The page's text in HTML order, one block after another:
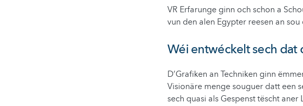
VR Erfarunge ginn och schon a
vun den alen Egypter reesen an sou
Wéi entwéckelt sech dat
D’Grafiken an Techniken ginn
Visionäre menge souguer datt een
sech quasi als Gespenst tëscht aner